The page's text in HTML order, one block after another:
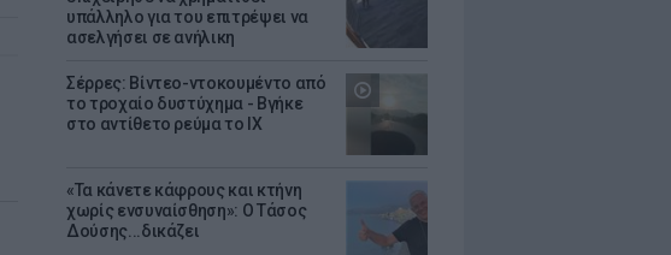
υπάλληλο για του επιτρέψει να
ασελγήσει σε ανήλικη
Σέρρες: Βίντεο-ντοκουμέντο από
το τροχαίο δυστύχημα - Βγήκε
στο αντίθετο ρεύμα το ΙΧ
«Τα κάνετε κάφρους και κτήνη
χωρίς ενσυναίσθηση»: Ο Τάσος
Δούσης...δικάζει